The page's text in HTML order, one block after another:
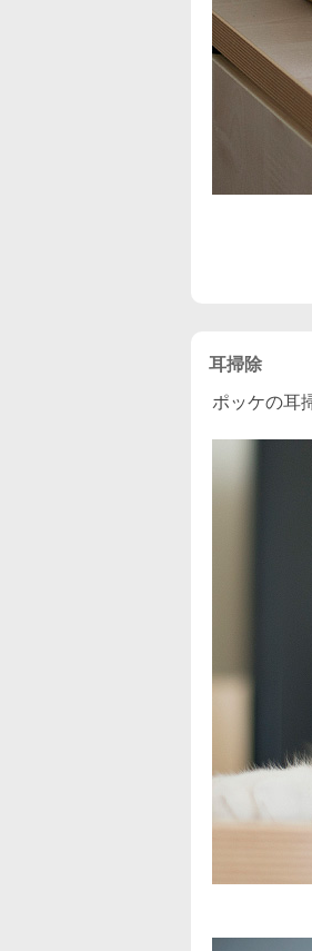
耳掃除
ポッケの耳